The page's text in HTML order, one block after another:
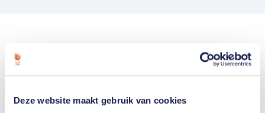
Deze website maakt gebruik van cookies